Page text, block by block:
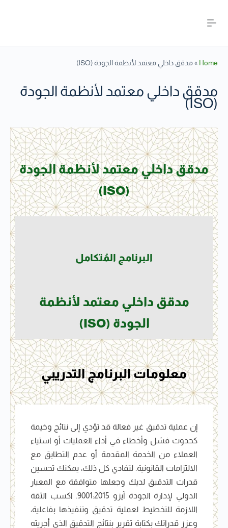
Home
»مدقق داخلي معتمد لأنظمة الجودة (ISO)
مدقق داخلي معتمد لأنظمة الجودة
(ISO)
مدقق داخلي معتمد لأنظمة الجودة
(ISO)
البرنامج المُتكامل
مدقق داخلي معتمد لأنظمة
الجودة (ISO)
معلومات البرنامج التدريبي
إن عملية تدقيق غير فعالة قد تؤدي إلى نتائج وخيمة
كحدوث فشل وأخطاء في أداء العمليات أو استياء
العملاء من الخدمة المقدمة أو عدم التطابق مع
الالتزامات القانونية. لتفادي كل ذلك، يمكنك تحسين
قدرات التدقيق لديك وجعلها متوافقة مع المعيار
الدولي لإدارة الجودة آيزو 9001:2015. اكسب الثقة
اللازمة للتخطيط لعملية تدقيق وتنفيذها بفاعلية،
وعزز قدراتك بكتابة تقرير بنتائج التدقيق الذي أجريته